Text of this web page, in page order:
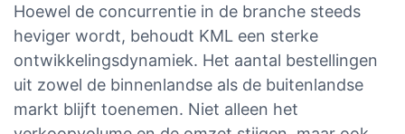
Hoewel de concurrentie in de branche steeds
heviger wordt, behoudt KML een sterke
ontwikkelingsdynamiek. Het aantal bestellingen
uit zowel de binnenlandse als de buitenlandse
markt blijft toenemen. Niet alleen het